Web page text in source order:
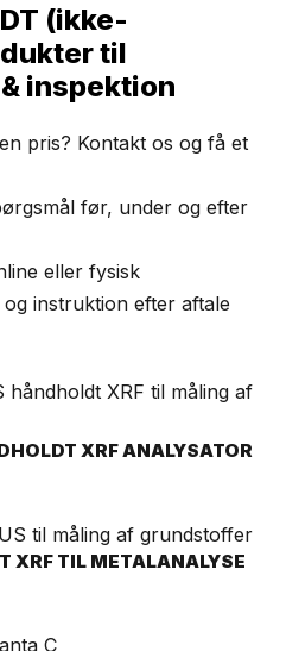
(ikke-
til
inspektion
pris? Kontakt os og få et
før, under og efter
eller fysisk
instruktion efter aftale
XRF ANALYSATOR
XRF TIL METALANALYSE